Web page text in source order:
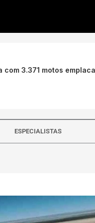
3.371 motos
ESPECIALISTAS